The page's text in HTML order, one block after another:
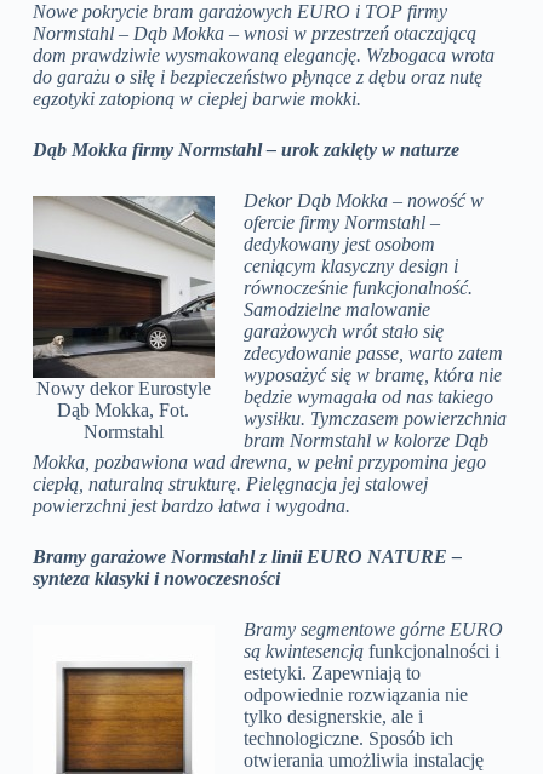
Nowe pokrycie bram garażowych EURO i TOP firmy
Normstahl – Dąb Mokka – wnosi w przestrzeń otaczającą
dom prawdziwie wysmakowaną elegancję. Wzbogaca wrota
do garażu o siłę i bezpieczeństwo płynące z dębu oraz nutę
egzotyki zatopioną w ciepłej barwie mokki.
Dąb Mokka firmy Normstahl – urok zaklęty w naturze
Nowy dekor Eurostyle
Dąb Mokka, Fot.
Normstahl
Dekor Dąb Mokka – nowość w
ofercie firmy Normstahl –
dedykowany jest osobom
ceniącym klasyczny design i
równocześnie funkcjonalność.
Samodzielne malowanie
garażowych wrót stało się
zdecydowanie passe, warto zatem
wyposażyć się w bramę, która nie
będzie wymagała od nas takiego
wysiłku. Tymczasem powierzchnia
bram Normstahl w kolorze Dąb
Mokka, pozbawiona wad drewna, w pełni przypomina jego
ciepłą, naturalną strukturę. Pielęgnacja jej stalowej
powierzchni jest bardzo łatwa i wygodna.
Bramy garażowe Normstahl z linii EURO NATURE –
synteza klasyki i nowoczesności
Bramy segmentowe górne EURO
są kwintesencją funkcjonalności i
estetyki. Zapewniają to
odpowiednie rozwiązania nie
tylko designerskie, ale i
technologiczne. Sposób ich
otwierania umożliwia instalację